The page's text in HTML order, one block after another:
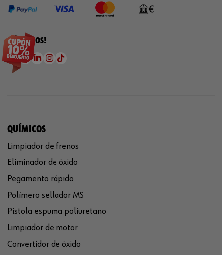
¡SÍGUENOS!
QUÍMICOS
Limpiador de frenos
Eliminador de óxido
Pegamento rápido
Polímero sellador MS
Pistola espuma poliuretano
Limpiador de motor
Convertidor de óxido